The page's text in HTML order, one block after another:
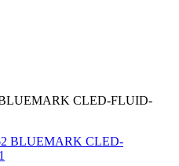
BLUEMARK CLED-FLUID-